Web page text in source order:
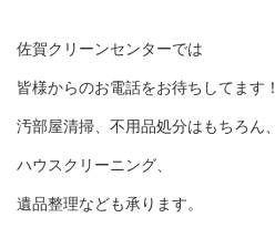
佐賀クリーンセンターでは
皆様からのお電話をお待ちしてます！
汚部屋清掃、不用品処分はもちろん、
ハウスクリーニング、
遺品整理なども承ります。